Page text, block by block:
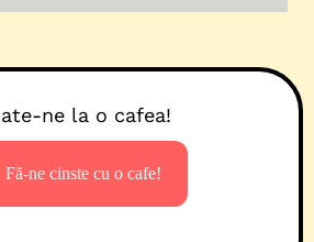
ne la o cafea!
Fă-ne cinste cu o cafe!